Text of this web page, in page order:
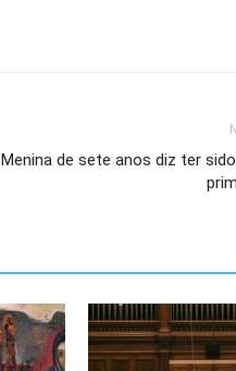
Menina de sete anos diz ter